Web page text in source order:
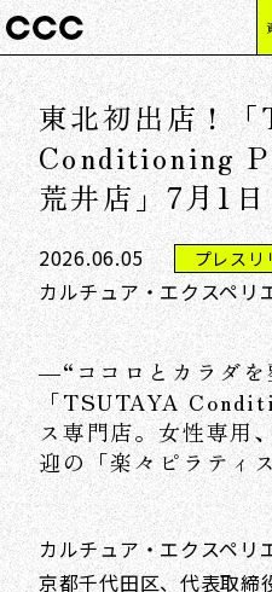
東北初出店！
Conditioning
荒井店」7月1
2026.06.05 プレスリ
カルチュア・エクスペリ
―“ココロとカラダを
「TSUTAYA
ス専門店。女性専用
迎の「楽々ピラティ
カルチュア・エクスペリ
京都千代田区、代表取締